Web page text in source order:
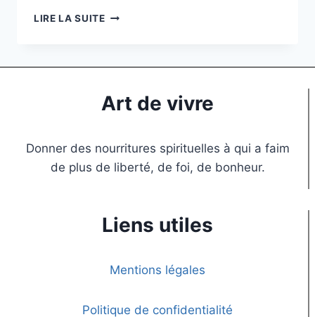
LIRE LA SUITE
Art de vivre
Donner des nourritures spirituelles à qui a faim
de plus de liberté, de foi, de bonheur.
Liens utiles
Mentions légales
Politique de confidentialité